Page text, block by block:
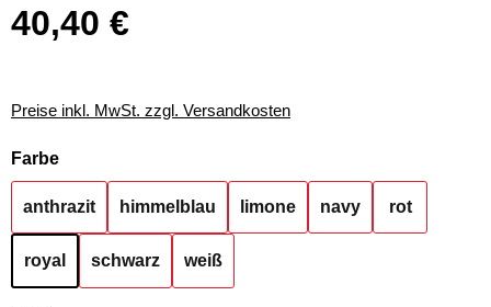
Regulärer Preis:
40,40 €
Preise inkl. MwSt. zzgl. Versandkosten
Farbeauswählen
anthrazit himmelblau limone navy rot
royal schwarz weiß